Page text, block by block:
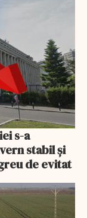
s-a
stabil și
de evitat